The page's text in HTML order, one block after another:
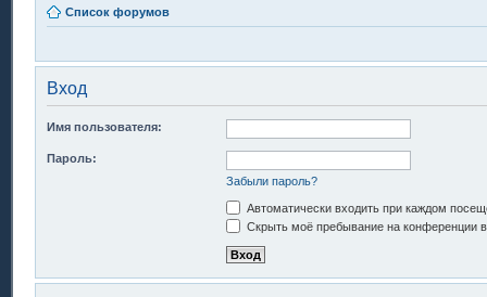
Список форумов
Вход
Имя пользователя:
Пароль:
Забыли пароль?
Автоматически входить при каждом
Скрыть моё пребывание на конференции в